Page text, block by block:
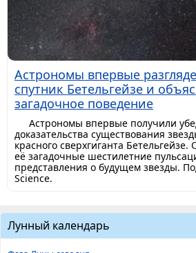
Астрономы впервые
спутник Бетельгейзе и
загадочное поведение
Астрономы впервые получили
доказательства существования
красного сверхгиганта
её загадочные шестилетние
представления о будущем звезды.
Science.
Лунный календарь